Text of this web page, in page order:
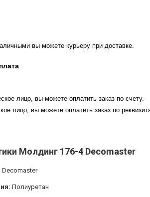
вы можете курьеру при доставке.
лицо, вы можете оплатить заказ по счету.
лицо, вы можете оплатить заказ по
Молдинг 176-4 Decomaster
Decomaster
Полиуретан